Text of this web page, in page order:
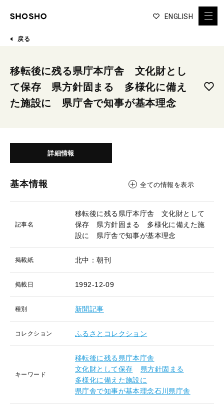
ENGLISH
戻る
移転後に残る県庁本庁舎 文化財とし
て保存 県方針固まる 多様化に備え
た施設に 県庁舎で知事が基本理念
詳細情報
基本情報 全ての情報を表示
記事名
移転後に残る県庁本庁舎 文化財として
保存 県方針固まる 多様化に備えた施
設に 県庁舎で知事が基本理念
掲載紙 北中：朝刊
掲載日 1992-12-09
種別 新聞記事
コレクション ふるさとコレクション
キーワード
移転後に残る県庁本庁舎
文化財として保存
県方針固まる
多様化に備えた施設に
県庁舎で知事が基本理念石川県庁舎